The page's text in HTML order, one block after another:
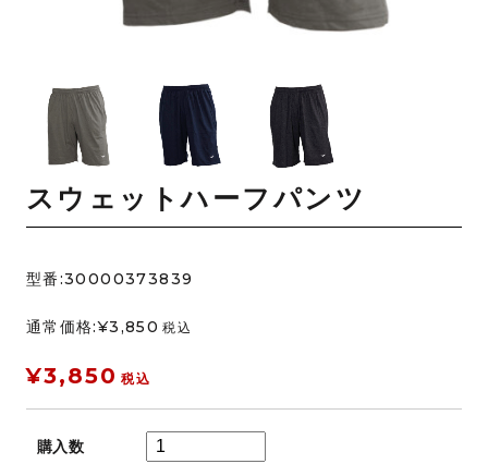
スウェットハーフパンツ
型番:30000373839
通常価格:¥3,850 税込
¥3,850 税込
購入数